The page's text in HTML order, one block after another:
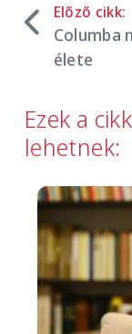
Előző cikk:
Columba
élete
Ezek a
lehetnek:
Image